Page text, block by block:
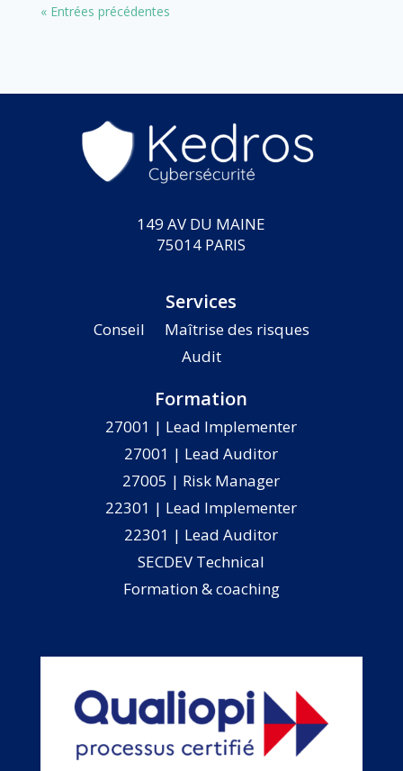
« Entrées précédentes
149 AV DU MAINE
75014 PARIS
Services
Conseil
Maîtrise des risques
Audit
Formation
27001 | Lead Implementer
27001 | Lead Auditor
27005 | Risk Manager
22301 | Lead Implementer
22301 | Lead Auditor
SECDEV Technical
Formation & coaching